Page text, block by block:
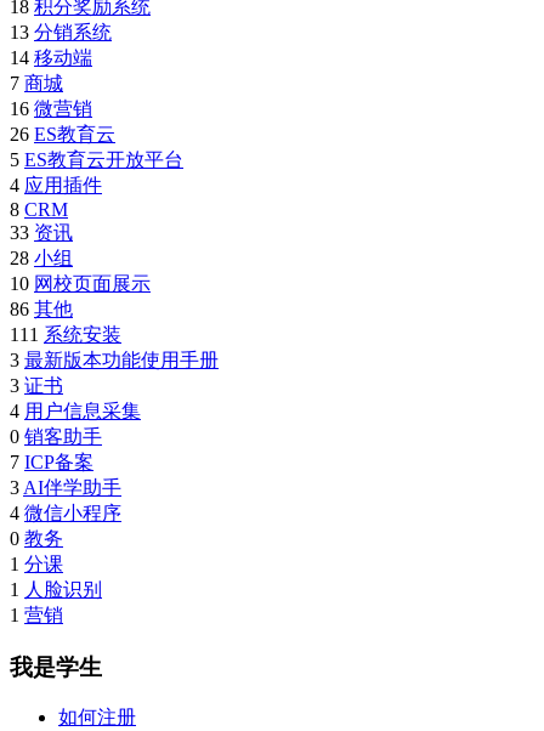
18 积分奖励系统
13 分销系统
14 移动端
7 商城
16 微营销
26 ES教育云
5 ES教育云开放平台
4 应用插件
8 CRM
33 资讯
28 小组
10 网校页面展示
86 其他
111 系统安装
3 最新版本功能使用手册
3 证书
4 用户信息采集
0 销客助手
7 ICP备案
3 AI伴学助手
4 微信小程序
0 教务
1 分课
1 人脸识别
1 营销
我是学生
如何注册